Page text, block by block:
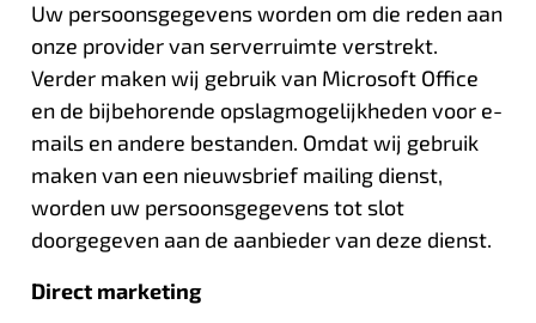
Uw persoonsgegevens worden om die reden aan
onze provider van serverruimte verstrekt.
Verder maken wij gebruik van Microsoft Office
en de bijbehorende opslagmogelijkheden voor e-
mails en andere bestanden. Omdat wij gebruik
maken van een nieuwsbrief mailing dienst,
worden uw persoonsgegevens tot slot
doorgegeven aan de aanbieder van deze dienst.
Direct marketing